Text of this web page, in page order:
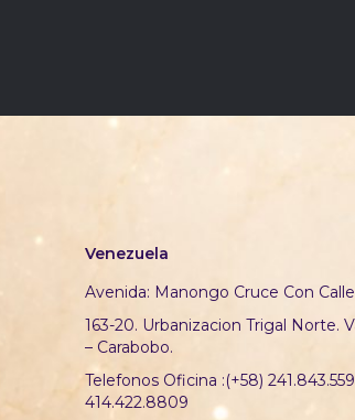
Venezuela
Avenida: Manongo Cruce Con
163-20. Urbanizacion Trigal Norte.
– Carabobo.
Telefonos Oficina :(+58)
414.422.8809